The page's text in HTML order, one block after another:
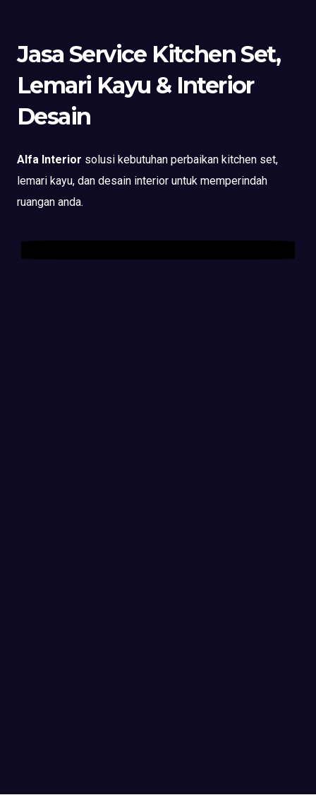
Jasa Service Kitchen Set,
Lemari Kayu & Interior
Desain
Alfa Interior solusi kebutuhan perbaikan kitchen set,
lemari kayu, dan desain interior untuk memperindah
ruangan anda.